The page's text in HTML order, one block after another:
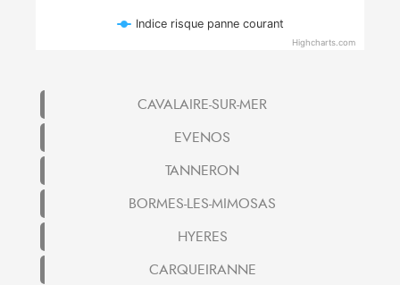
Indice risque panne courant
Highcharts.com
CAVALAIRE-SUR-MER
EVENOS
TANNERON
BORMES-LES-MIMOSAS
HYERES
CARQUEIRANNE